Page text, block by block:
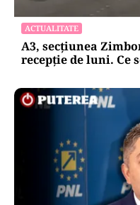
ACTUALITATE
A3, secțiunea
recepție de luni. Ce